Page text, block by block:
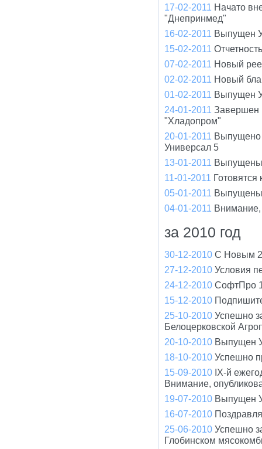
17-02-2011 Начато
"Днепринмед"
16-02-2011 Выпущен
15-02-2011
07-02-2011 Новый
02-02-2011 Новый
01-02-2011 Выпущен
24-01-2011 Завершен
"Хладопром"
20-01-2011 Выпущено
Универсал 5
13-01-2011 Выпущены
11-01-2011
05-01-2011 Выпущены
04-01-2011 Внимание,
за 2010 год
30-12-2010 С Новым
27-12-2010 Условия
24-12-2010 СофтПро
15-12-2010
25-10-2010 Успешно
Белоцерковской
20-10-2010 Выпущен
18-10-2010 Успешно
15-09-2010 IX-й
Внимание,
19-07-2010 Выпущен
16-07-2010
25-06-2010 Успешно
Глобинском